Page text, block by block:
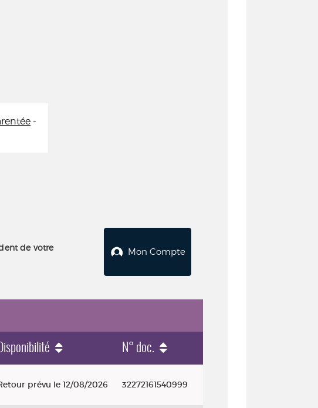
-
de votre
Mon Compte
Disponibilité N° doc.
prévu le 12/08/2026 32272161540999